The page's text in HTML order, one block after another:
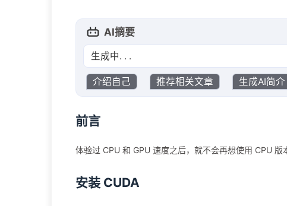
AI摘要
生成中. . .
介绍自己 推荐相关文章 生成AI简介
前言
体验过 CPU 和 GPU 速度之后，就不会再想使用 CPU 版
安装 CUDA